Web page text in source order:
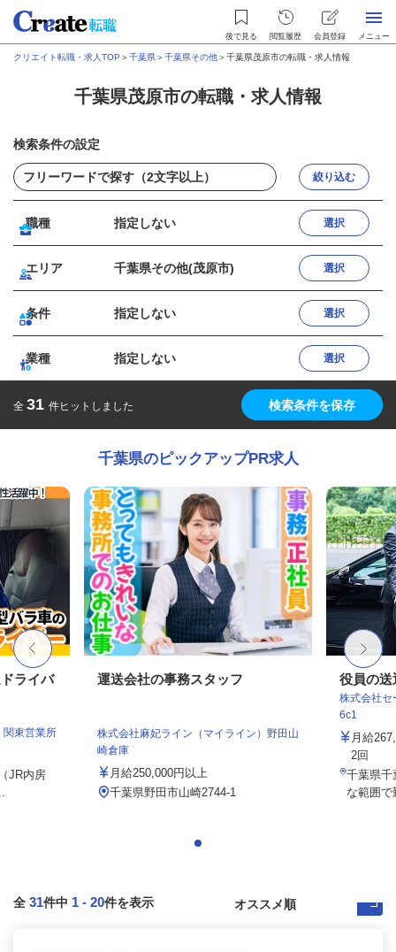
後で見る 閲覧履歴 会員登録 メニュー
クリエイト転職・求人TOP ＞千葉県＞千葉県その他＞千葉県茂原市の転職・求人情報
千葉県茂原市の転職・求人情報
検索条件の設定
絞り込む
職種 指定しない 選択
エリア 千葉県その他(茂原市) 選択
条件 指定しない 選択
業種 指定しない 選択
全 31 件ヒットしました 検索条件を保存
千葉県のピックアップPR求人
ライバ
東営業所
JR内房
運送会社の事務スタッフ
株式会社麻妃ライン（マイライン）野田山
崎倉庫
月給250,000円以上
千葉県野田市山崎2744-1
役員の送
株式会社
6c1
月給
2回
千葉県
な範囲で
全 31件中 1 - 20件を表示